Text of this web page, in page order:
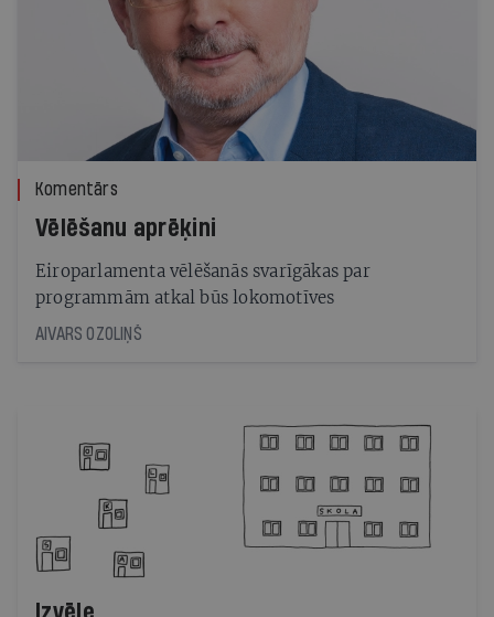
Komentārs
Vēlēšanu aprēķini
Eiroparlamenta vēlēšanās svarīgākas par
programmām atkal būs lokomotīves
AIVARS OZOLIŅŠ